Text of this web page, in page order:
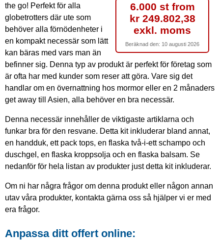
6.000 st from
kr 249.802,38
exkl. moms
Beräknad den: 10 augusti 2026
the go! Perfekt för alla
globetrotters där ute som
behöver alla förnödenheter i
en kompakt necessär som lätt
kan bäras med vars man än
befinner sig. Denna typ av produkt är perfekt för företag som
är ofta har med kunder som reser att göra. Vare sig det
handlar om en övernattning hos mormor eller en 2 månaders
get away till Asien, alla behöver en bra necessär.
Denna necessär innehåller de viktigaste artiklarna och
funkar bra för den resvane. Detta kit inkluderar bland annat,
en handduk, ett pack tops, en flaska två-i-ett schampo och
duschgel, en flaska kroppsolja och en flaska balsam. Se
nedanför för hela listan av produkter just detta kit inkluderar.
Om ni har några frågor om denna produkt eller någon annan
utav våra produkter, kontakta gärna oss så hjälper vi er med
era frågor.
Anpassa ditt offert online: